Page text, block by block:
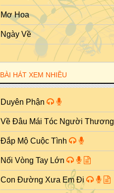
Mơ Hoa
Ngày Về
BÀI HÁT XEM NHIỀU
Duyên Phận
Về Đâu Mái Tóc Người Thương
Đắp Mộ Cuộc Tình
Nối Vòng Tay Lớn
Con Đường Xưa Em Đi